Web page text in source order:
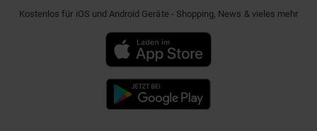
Kostenlos für iOS und Android Geräte - Shopping, News & vieles mehr